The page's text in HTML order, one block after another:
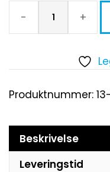
- +
Produktnummer:
Beskrivelse
Leveringstid